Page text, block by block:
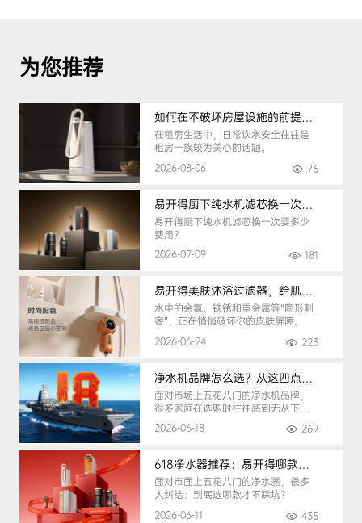
为您推荐
如何在不破坏房屋设施的前提下，挑选到合适的租房净水器
在租房生活中，日常饮水安全往往是
租房一族较为关心的话题。
2026-08-06
76
易开得厨下纯水机滤芯换一次要多少钱
易开得厨下纯水机滤芯换一次要多少
费用？
2026-07-09
181
易开得美肤沐浴过滤器，给肌肤纯净呵护
水中的余氯、铁锈和重金属等“隐形刺
客”，正在悄悄破坏你的皮肤屏障。
2026-06-24
223
净水机品牌怎么选？从这四点入手，避开90%的选购陷阱
面对市场上五花八门的净水机品牌，
很多家庭在选购时往往感到无从下
手。
2026-06-18 269
618净水器推荐：易开得哪款最适合你？
面对市面上五花八门的净水器，很多
人纠结：到底选哪款才不踩坑？
2026-06-11
435